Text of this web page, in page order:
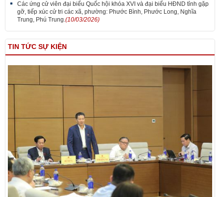
Các ứng cử viên đại biểu Quốc hội khóa XVI và đại biểu HĐND tỉnh gặp
gỡ, tiếp xúc cử tri các xã, phường: Phước Bình, Phước Long, Nghĩa
Trung, Phú Trung.(10/03/2026)
TIN TỨC SỰ KIỆN